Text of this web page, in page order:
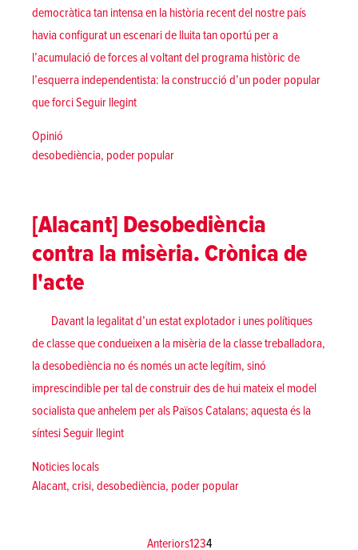
democràtica tan intensa en la història recent del nostre país
havia configurat un escenari de lluita tan oportú per a
l’acumulació de forces al voltant del programa històric de
l’esquerra independentista: la construcció d’un poder popular
que forciSeguir llegint«Necessitarem tota la desobediència»
Posted in
Opinió
Tags:
desobediència, poder popular
[Alacant] Desobediència
contra la misèria. Crònica de
l'acte
Davant la legalitat d’un estat explotador i unes polítiques
de classe que condueixen a la misèria de la classe treballadora,
la desobediència no és només un acte legítim, sinó
imprescindible per tal de construir des de hui mateix el model
socialista que anhelem per als Països Catalans; aquesta és la
síntesiSeguir llegint«[Alacant] Desobediència contra la misèria.
Posted in
Noticies locals
Tags:
Alacant, crisi, desobediència, poder popular
Anteriors1234